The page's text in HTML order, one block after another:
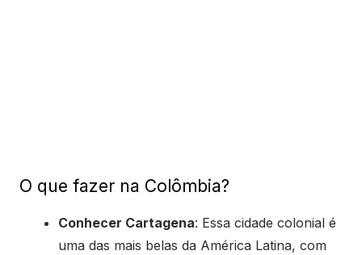
O que fazer na Colômbia?
Conhecer Cartagena: Essa cidade colonial é
uma das mais belas da América Latina, com